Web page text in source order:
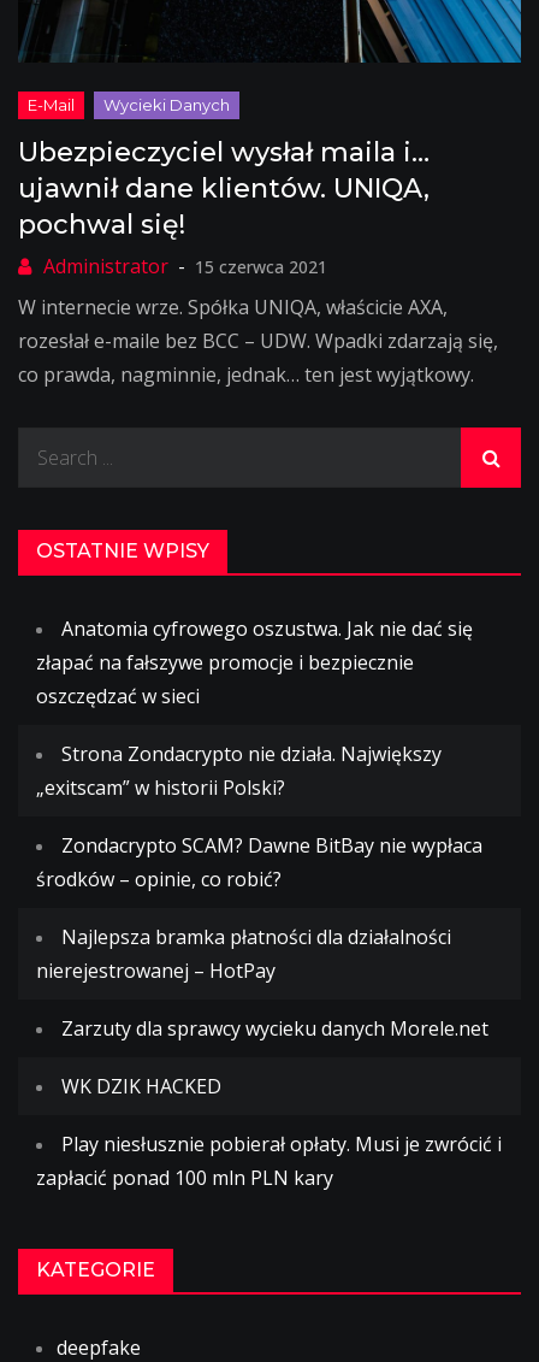
Ubezpieczyciel wysłał maila i…
ujawnił dane klientów. UNIQA,
pochwal się!
15 czerwca 2021
W internecie wrze. Spółka UNIQA, właścicie AXA,
rozesłał e-maile bez BCC – UDW. Wpadki zdarzają się,
co prawda, nagminnie, jednak… ten jest wyjątkowy.
OSTATNIE WPISY
Anatomia cyfrowego oszustwa. Jak nie dać się
złapać na fałszywe promocje i bezpiecznie
oszczędzać w sieci
Strona Zondacrypto nie działa. Największy
„exitscam” w historii Polski?
Zondacrypto SCAM? Dawne BitBay nie wypłaca
środków – opinie, co robić?
Najlepsza bramka płatności dla działalności
nierejestrowanej – HotPay
Zarzuty dla sprawcy wycieku danych Morele.net
WK DZIK HACKED
Play niesłusznie pobierał opłaty. Musi je zwrócić i
zapłacić ponad 100 mln PLN kary
KATEGORIE
deepfake